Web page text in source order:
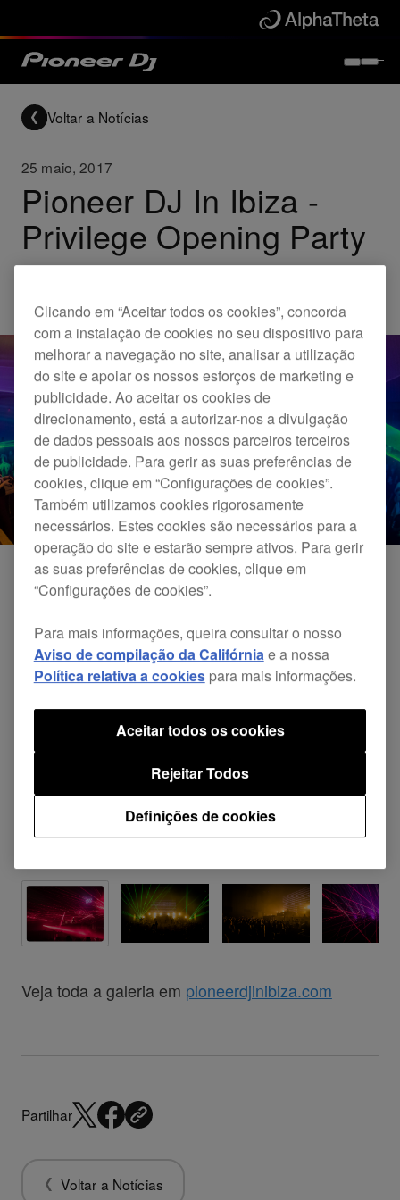
Voltar a Notícias
25 maio, 2017
Pioneer DJ In Ibiza -
Privilege Opening Party
Veja toda a galeria em pioneerdjinibiza.com
Partilhar
Voltar a Notícias
Clicando em “Aceitar todos os cookies”, concorda
com a instalação de cookies no seu dispositivo para
melhorar a navegação no site, analisar a utilização
do site e apoiar os nossos esforços de marketing e
publicidade. Ao aceitar os cookies de
direcionamento, está a autorizar-nos a divulgação
de dados pessoais aos nossos parceiros terceiros
de publicidade. Para gerir as suas preferências de
cookies, clique em “Configurações de cookies”.
Também utilizamos cookies rigorosamente
necessários. Estes cookies são necessários para a
operação do site e estarão sempre ativos. Para gerir
as suas preferências de cookies, clique em
“Configurações de cookies”.
Para mais informações, queira consultar o nosso
Aviso de compilação da Califórniae a nossa
Política relativa a cookiespara mais informações.
Definições de cookies
Rejeitar Todos
Aceitar todos os cookies